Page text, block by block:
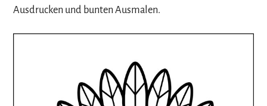
Ausdrucken und bunten Ausmalen.